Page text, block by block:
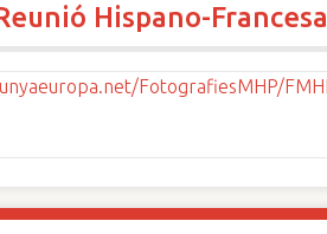
Hispano-Francesa